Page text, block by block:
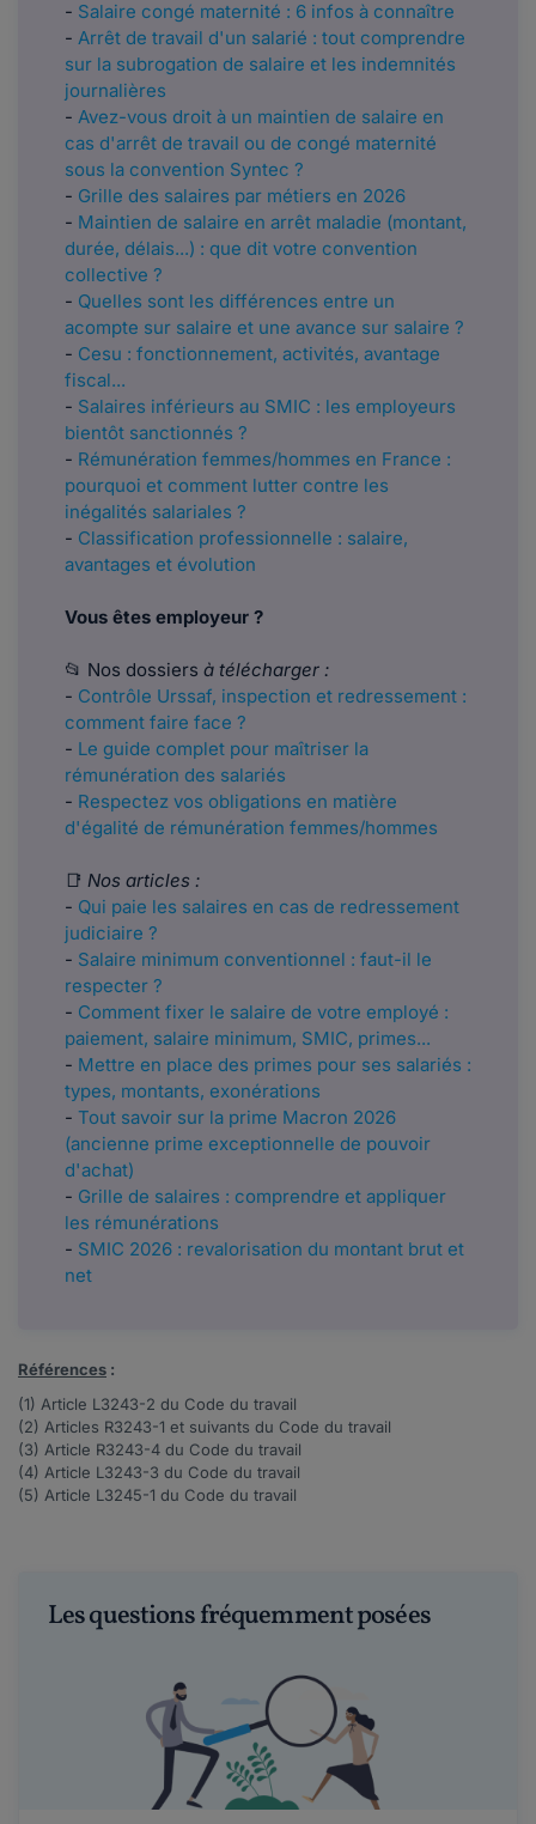
- Salaire congé maternité : 6 infos à connaître
- Arrêt de travail d'un salarié : tout comprendre
sur la subrogation de salaire et les indemnités
journalières
- Avez-vous droit à un maintien de salaire en
cas d'arrêt de travail ou de congé maternité
sous la convention Syntec ?
- Grille des salaires par métiers en 2026
- Maintien de salaire en arrêt maladie (montant,
durée, délais...) : que dit votre convention
collective ?
- Quelles sont les différences entre un
acompte sur salaire et une avance sur salaire ?
- Cesu : fonctionnement, activités, avantage
fiscal...
- Salaires inférieurs au SMIC : les employeurs
bientôt sanctionnés ?
- Rémunération femmes/hommes en France :
pourquoi et comment lutter contre les
inégalités salariales ?
- Classification professionnelle : salaire,
avantages et évolution
Vous êtes employeur ?
📂 Nos dossiers à télécharger :
- Contrôle Urssaf, inspection et redressement :
comment faire face ?
- Le guide complet pour maîtriser la
rémunération des salariés
- Respectez vos obligations en matière
d'égalité de rémunération femmes/hommes
📑 Nos articles :
- Qui paie les salaires en cas de redressement
judiciaire ?
- Salaire minimum conventionnel : faut-il le
respecter ?
- Comment fixer le salaire de votre employé :
paiement, salaire minimum, SMIC, primes...
- Mettre en place des primes pour ses salariés :
types, montants, exonérations
- Tout savoir sur la prime Macron 2026
(ancienne prime exceptionnelle de pouvoir
d'achat)
- Grille de salaires : comprendre et appliquer
les rémunérations
- SMIC 2026 : revalorisation du montant brut et
net
Références :
(1) Article L3243-2 du Code du travail
(2) Articles R3243-1 et suivants du Code du travail
(3) Article R3243-4 du Code du travail
(4) Article L3243-3 du Code du travail
(5) Article L3245-1 du Code du travail
Les questions fréquemment posées